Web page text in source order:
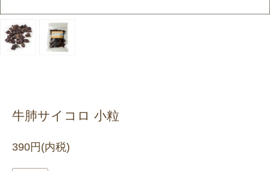
牛肺サイコロ 小粒
390円(内税)